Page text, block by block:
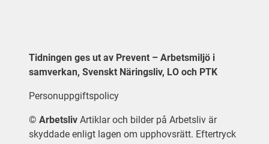
Tidningen ges ut av Prevent – Arbetsmiljö i
samverkan, Svenskt Näringsliv, LO och PTK
Personuppgiftspolicy
© Arbetsliv Artiklar och bilder på Arbetsliv är
skyddade enligt lagen om upphovsrätt. Eftertryck